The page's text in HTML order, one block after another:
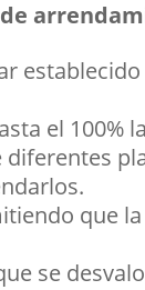
el 100%
que
se